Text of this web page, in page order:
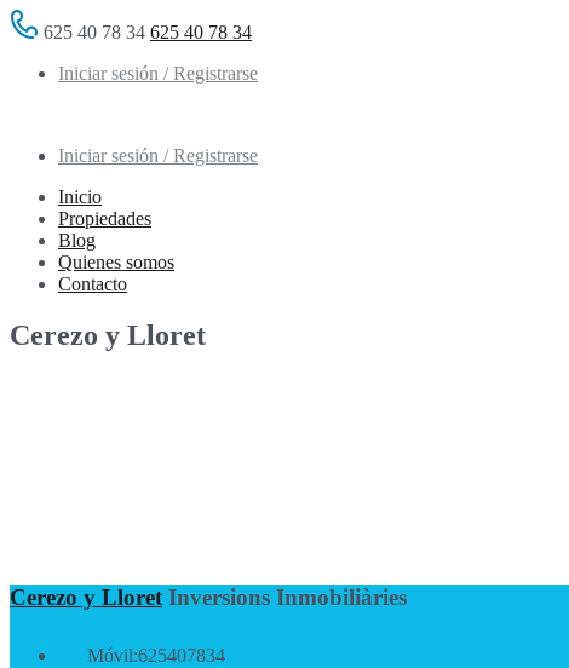
625 40 78 34 625 40 78 34
Iniciar sesión / Registrarse
Iniciar sesión / Registrarse
Inicio
Propiedades
Blog
Quienes somos
Contacto
Cerezo y Lloret
Cerezo y Lloret Inversions Inmobiliàries
Móvil:625407834